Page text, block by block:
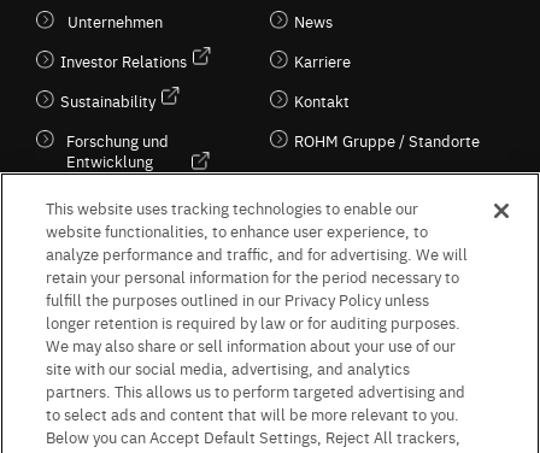
Unternehmen
Investor Relations
Sustainability
Forschung und
Entwicklung
Kultur / Wirtschaft
News
Karriere
Kontakt
ROHM Gruppe / Standorte
Follow Us
Terms & Conditions Purpose of use Privacy Policy
Site Map
AGB (Deutsche Version)
AGB (Englische Version)
This website uses tracking technologies to enable our
website functionalities, to enhance user experience, to
analyze performance and traffic, and for advertising. We will
retain your personal information for the period necessary to
fulfill the purposes outlined in our Privacy Policy unless
longer retention is required by law or for auditing purposes.
We may also share or sell information about your use of our
site with our social media, advertising, and analytics
partners. This allows us to perform targeted advertising and
to select ads and content that will be more relevant to you.
Below you can Accept Default Settings, Reject All trackers,